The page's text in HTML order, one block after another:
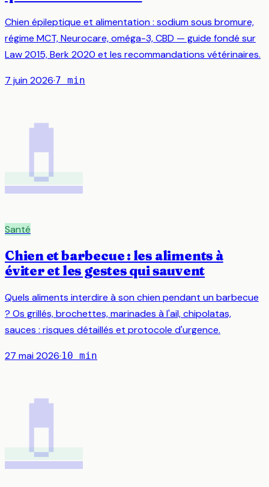
Chien épileptique et alimentation : sodium sous bromure,
régime MCT, Neurocare, oméga-3, CBD — guide fondé sur
Law 2015, Berk 2020 et les recommandations vétérinaires.
7 juin 2026·7 min
💊
Santé
Chien et barbecue : les aliments à
éviter et les gestes qui sauvent
Quels aliments interdire à son chien pendant un barbecue
? Os grillés, brochettes, marinades à l'ail, chipolatas,
sauces : risques détaillés et protocole d'urgence.
27 mai 2026·10 min
💊